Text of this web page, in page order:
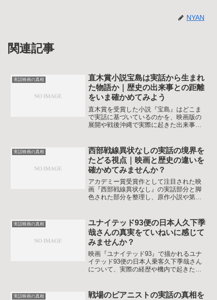
NYAN
関連記事
実話映画の真相
直木賞小説宝島は実話から生まれ
た物語か｜歴史の出来事との距離
をいま確かめてみよう
直木賞を受賞した小説『宝島』はどこま
で実話に基づいているのかを、映画版の
展開や戦後沖縄で実際に起きた出来事と
りやすく紹介します。読後に作品の見え
方が変わるように、ネタバレを抑えつつ
核心部分を押さえていきます。
実話映画の真相
西部戦線異状なしの実話の境界を
たどる視点｜映画と歴史の違いを
確かめてみませんか？
アカデミー賞受賞作として注目された映
画『西部戦線異状なし』の実話部分と脚
色された部分を整理し、原作小説や第一
向けて、印象的なシーンの真偽や背景を
整理し直すための記事です。ネタバレに
配慮しつつ重要な場面だけ取り上げま
す。
実話映画の真相
ユナイテッド93便の日本人久下季
哉さんの真実をていねいに感じて
みませんか？
映画『ユナイテッド93』で描かれるユナ
イテッド93便の日本人乗客久下季哉さん
について、実際の経歴や機内で起きたこ
実話映画の真相
戦場のピアニストの実話の真相を